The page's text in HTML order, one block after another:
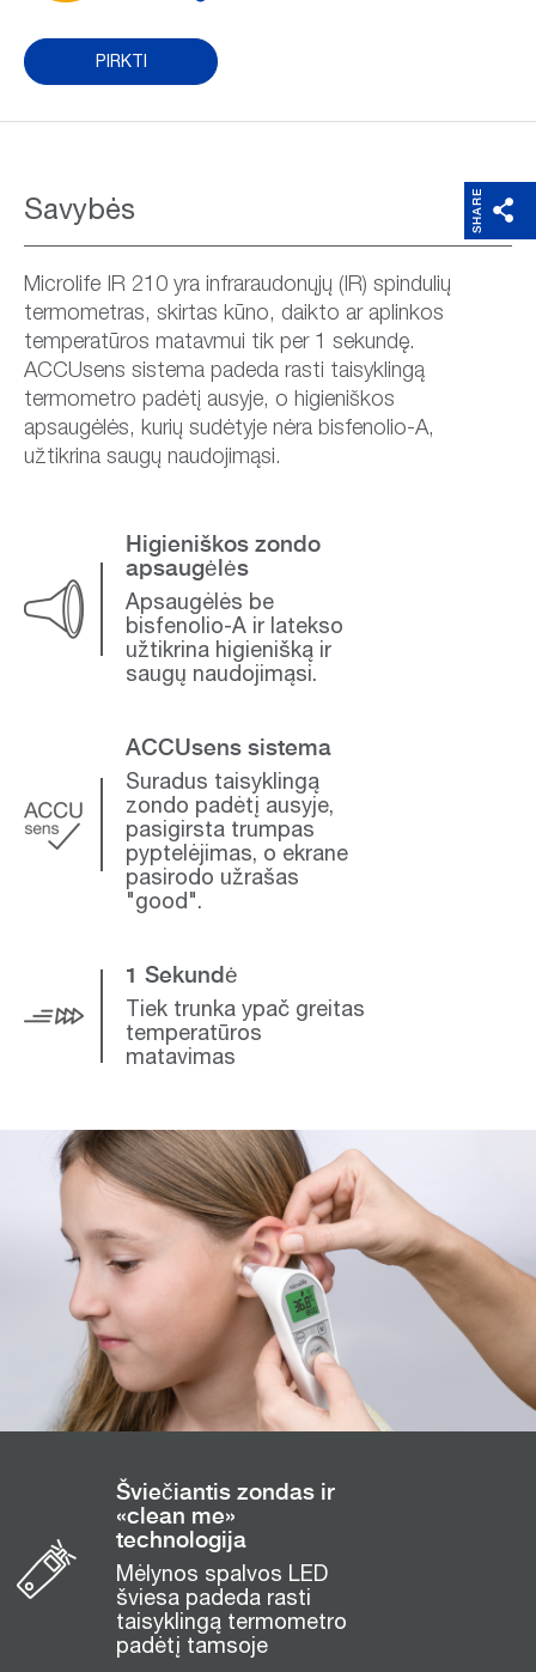
PIRKTI
SHARE
Savybės
Microlife IR 210 yra infraraudonųjų (IR) spindulių
termometras, skirtas kūno, daikto ar aplinkos
temperatūros matavmui tik per 1 sekundę.
ACCUsens sistema padeda rasti taisyklingą
termometro padėtį ausyje, o higieniškos
apsaugėlės, kurių sudėtyje nėra bisfenolio-A,
užtikrina saugų naudojimąsi.
Higieniškos zondo
apsaugėlės
Apsaugėlės be
bisfenolio-A ir latekso
užtikrina higienišką ir
saugų naudojimąsi.
ACCUsens sistema
Suradus taisyklingą
zondo padėtį ausyje,
pasigirsta trumpas
pyptelėjimas, o ekrane
pasirodo užrašas
"good".
1 Sekundė
Tiek trunka ypač greitas
temperatūros
matavimas
Šviečiantis zondas ir
«clean me»
technologija
Mėlynos spalvos LED
šviesa padeda rasti
taisyklingą termometro
padėtį tamsoje